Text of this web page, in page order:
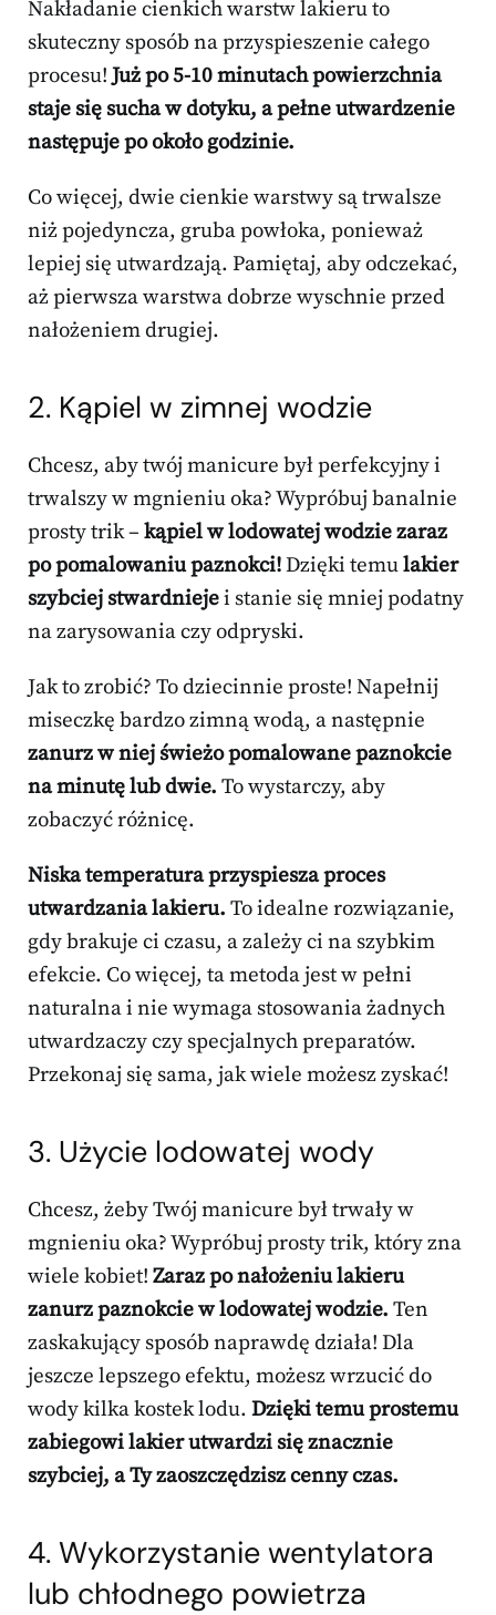
Nakładanie cienkich warstw lakieru to
skuteczny sposób na przyspieszenie całego
procesu!Już po 5-10 minutach powierzchnia
staje się sucha w dotyku, a pełne utwardzenie
następuje po około godzinie.
Co więcej, dwie cienkie warstwy są trwalsze
niż pojedyncza, gruba powłoka, ponieważ
lepiej się utwardzają. Pamiętaj, aby odczekać,
aż pierwsza warstwa dobrze wyschnie przed
nałożeniem drugiej.
2. Kąpiel w zimnej wodzie
Chcesz, aby twój manicure był perfekcyjny i
trwalszy w mgnieniu oka? Wypróbuj banalnie
prosty trik – kąpiel w lodowatej wodzie zaraz
po pomalowaniu paznokci!Dzięki temulakier
szybciej stwardniejei stanie się mniej podatny
na zarysowania czy odpryski.
Jak to zrobić? To dziecinnie proste! Napełnij
miseczkę bardzo zimną wodą, a następnie
zanurz w niej świeżo pomalowane paznokcie
na minutę lub dwie. To wystarczy, aby
zobaczyć różnicę.
Niska temperatura przyspiesza proces
utwardzania lakieru. To idealne rozwiązanie,
gdy brakuje ci czasu, a zależy ci na szybkim
efekcie. Co więcej, ta metoda jest w pełni
naturalna i nie wymaga stosowania żadnych
utwardzaczy czy specjalnych preparatów.
Przekonaj się sama, jak wiele możesz zyskać!
3. Użycie lodowatej wody
Chcesz, żeby Twój manicure był trwały w
mgnieniu oka? Wypróbuj prosty trik, który zna
wiele kobiet! Zaraz po nałożeniu lakieru
zanurz paznokcie w lodowatej wodzie. Ten
zaskakujący sposób naprawdę działa! Dla
jeszcze lepszego efektu, możesz wrzucić do
wody kilka kostek lodu. Dzięki temu prostemu
zabiegowi lakier utwardzi się znacznie
szybciej, a Ty zaoszczędzisz cenny czas.
4. Wykorzystanie wentylatora
lub chłodnego powietrza